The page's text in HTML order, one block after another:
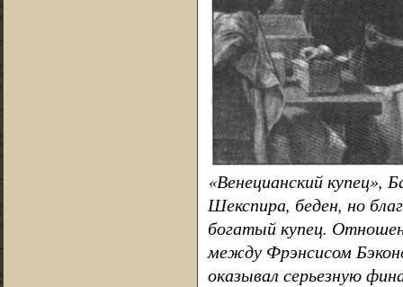
«Венецианский купец»,
Шекспира, беден, но
богатый купец.
между Фрэнсисом
оказывал серьезную